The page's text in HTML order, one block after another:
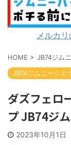
メルカ
HOME > JB74ジム
JB74ジムニーシエ
ダズフェロ
プ JB74ジ
2023年10月1日